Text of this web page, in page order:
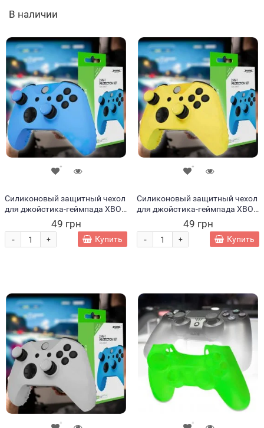
В наличии
Силиконовый защитный чехол
для джойстика-геймпада XBOX
360 Голубой (206)
49 грн
+
- Купить
Силиконовый защитный чехол
для джойстика-геймпада XBOX
360 Горчичный (206)
49 грн
+
- Купить